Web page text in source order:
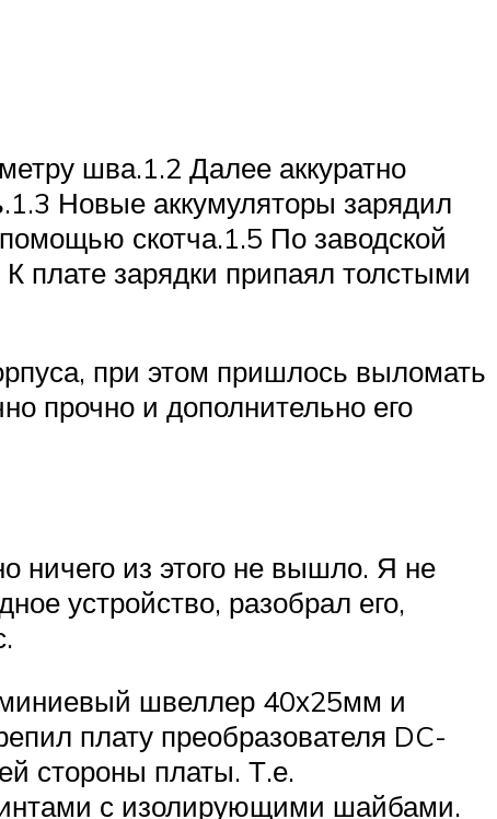
шва.1.2 Далее аккуратно
Новые аккумуляторы зарядил
скотча.1.5 По заводской
плате зарядки припаял толстыми
при этом пришлось выломать
прочно и дополнительно его
ничего из этого не вышло. Я не
устройство, разобрал его,
швеллер 40х25мм и
плату преобразователя DC-
стороны платы. Т.е.
с изолирующими шайбами.